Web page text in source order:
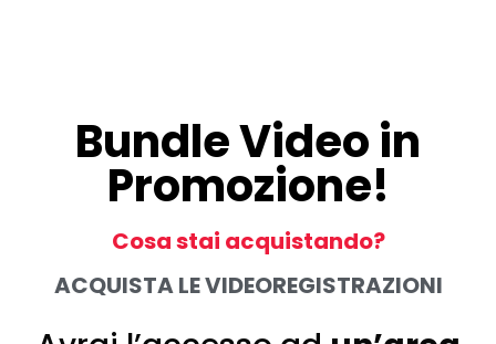
Bundle Video in
Promozione!
Cosa stai acquistando?
ACQUISTA LE VIDEOREGISTRAZIONI